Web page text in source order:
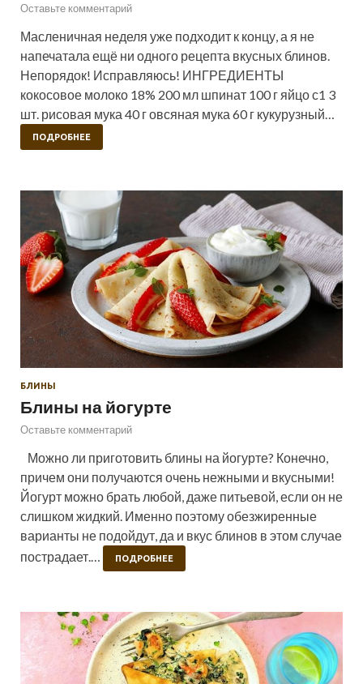
Оставьте комментарий
Масленичная неделя уже подходит к концу, а я не
напечатала ещё ни одного рецепта вкусных блинов.
Непорядок! Исправляюсь! ИНГРЕДИЕНТЫ
кокосовое молоко 18% 200 мл шпинат 100 г яйцо с1 3
шт. рисовая мука 40 г овсяная мука 60 г кукурузный…
ПОДРОБНЕЕ
БЛИНЫ
Блины на йогурте
Оставьте комментарий
Можно ли приготовить блины на йогурте? Конечно,
причем они получаются очень нежными и вкусными!
Йогурт можно брать любой, даже питьевой, если он не
слишком жидкий. Именно поэтому обезжиренные
варианты не подойдут, да и вкус блинов в этом случае
пострадает.…
ПОДРОБНЕЕ